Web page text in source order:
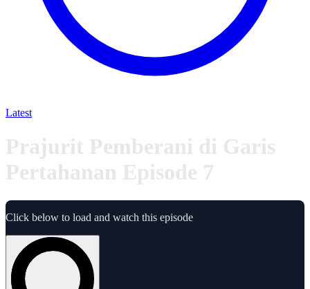
Latest
Prajurit Pemberani di Garis
Pertahanan Episode 7
Click below to load and watch this episode